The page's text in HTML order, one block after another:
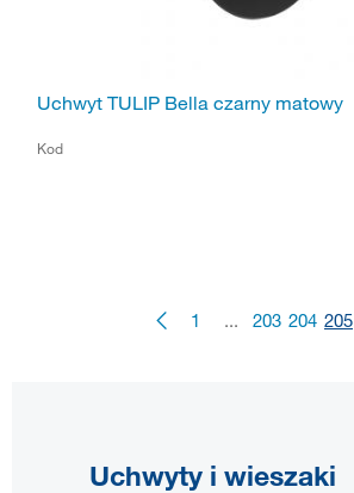
Uchwyt TULIP Bella czarny matowy
Kod
1 ... 203 204 205
Uchwyty i wieszaki